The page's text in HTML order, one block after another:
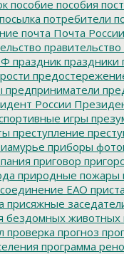
пособие пособия
посылка потребители
почта Почта России
праздник праздники
предприниматели
России
игры
преступление
приборы
приговор
природные пожары
ЕАО
присяжные
бездомных животных
проверка прогноз
программа